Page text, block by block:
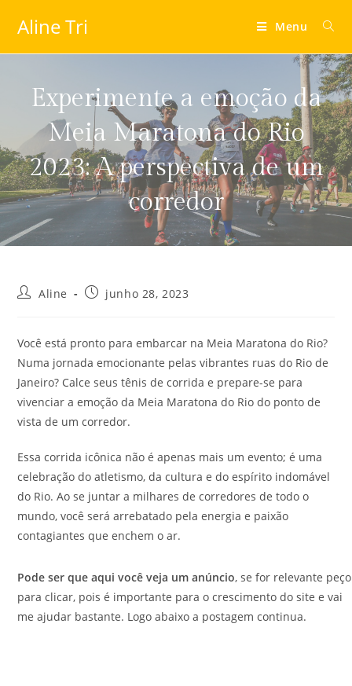
Aline Tri Menu
Experimente a emoção da
Meia Maratona do Rio
2023: A perspectiva de um
corredor
Aline junho 28, 2023
Você está pronto para embarcar na Meia Maratona do Rio?
Numa jornada emocionante pelas vibrantes ruas do Rio de
Janeiro? Calce seus tênis de corrida e prepare-se para
vivenciar a emoção da Meia Maratona do Rio do ponto de
vista de um corredor.
Essa corrida icônica não é apenas mais um evento; é uma
celebração do atletismo, da cultura e do espírito indomável
do Rio. Ao se juntar a milhares de corredores de todo o
mundo, você será arrebatado pela energia e paixão
contagiantes que enchem o ar.
Pode ser que aqui você veja um anúncio, se for relevante peço
para clicar, pois é importante para o crescimento do site e vai
me ajudar bastante. Logo abaixo a postagem continua.